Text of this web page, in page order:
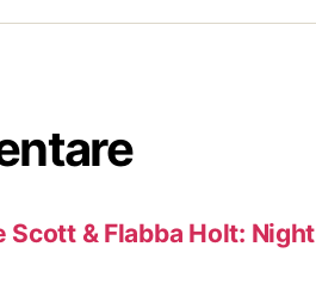
Scott & Flabba Holt: Night